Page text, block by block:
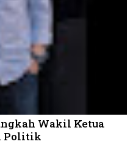
Wakil Ketua
Politik